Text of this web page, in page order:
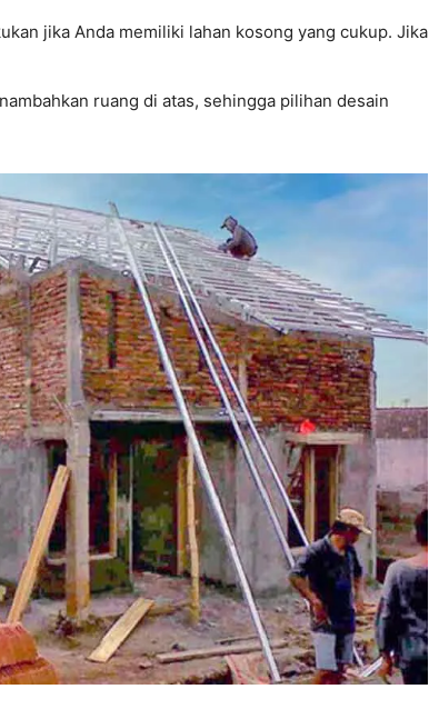
jika Anda memiliki lahan kosong yang cukup. Jika
ruang di atas, sehingga pilihan desain